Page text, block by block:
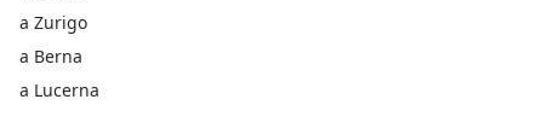
a Zurigo
a Berna
a Lucerna